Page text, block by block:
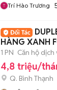
Trí Hào Trương
HÀNG XANH
1 PN Căn hộ dịch
4,8 triệu/
Q. Bình Thạnh